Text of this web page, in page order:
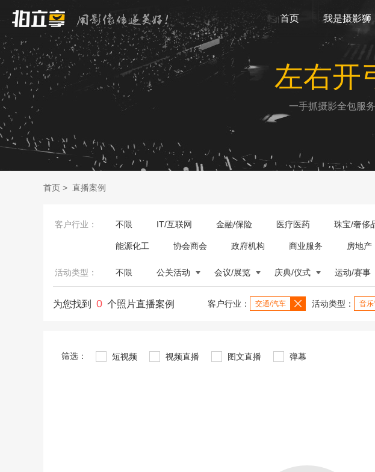
首页 我是摄影狮
左右开
一手抓摄影全包服
首页 > 直播案例
客户行业： 不限 IT/互联网 金融/保险 医疗医药 珠宝/奢侈
能源化工 协会商会 政府机构 商业服务 房地产
活动类型： 不限 公关活动 会议/展览 庆典/仪式 运动/赛事
为您找到 0 个照片直播案例 客户行业： 交通/汽车 活动类型： 音
筛选： 短视频 视频直播 图文直播 弹幕